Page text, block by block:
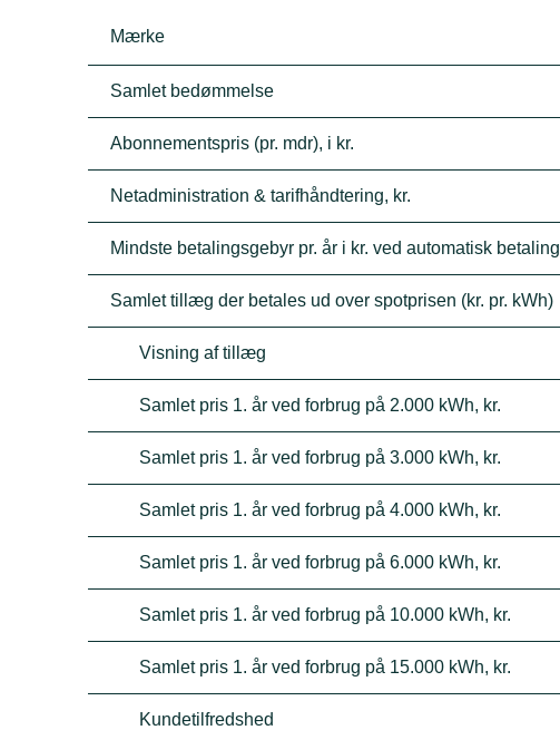
Mærke
Samlet bedømmelse
Abonnementspris (pr. mdr), i kr.
Netadministration & tarifhåndtering, kr.
Mindste betalingsgebyr pr. år i kr. ved automatisk betaling
Samlet tillæg der betales ud over spotprisen (kr. pr. kWh)
Visning af tillæg
Samlet pris 1. år ved forbrug på 2.000 kWh, kr.
Samlet pris 1. år ved forbrug på 3.000 kWh, kr.
Samlet pris 1. år ved forbrug på 4.000 kWh, kr.
Samlet pris 1. år ved forbrug på 6.000 kWh, kr.
Samlet pris 1. år ved forbrug på 10.000 kWh, kr.
Samlet pris 1. år ved forbrug på 15.000 kWh, kr.
Kundetilfredshed